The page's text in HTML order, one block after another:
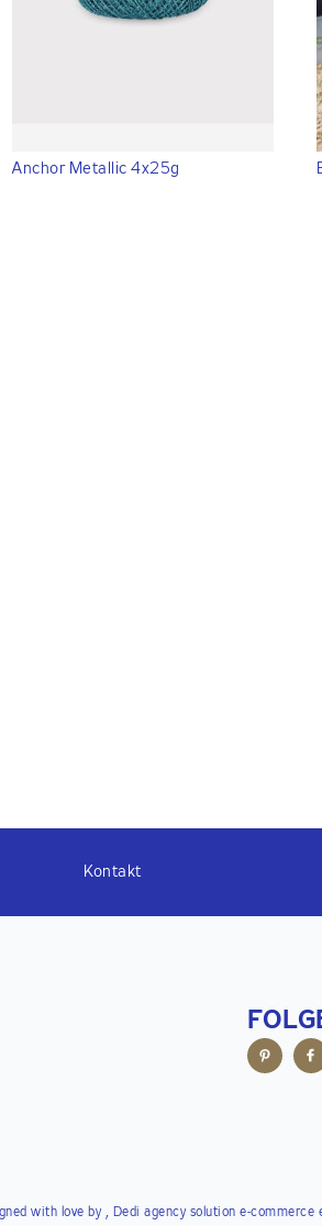
Anchor Metallic 4x25g
Kontakt
with love by , Dedi agencysolution e-commerce